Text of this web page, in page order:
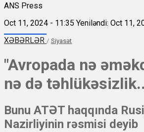
ANS Press
Oct 11, 2024 - 11:35 Yeniləndi: Oct 11,
XƏBƏRLƏR / Siyasət
"Avropada nə
nə də
Bunu ATƏT haqqında
Nazirliyinin rəsmisi deyib